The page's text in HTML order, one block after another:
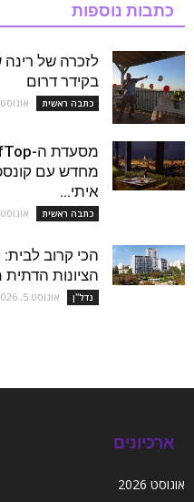
כתבות נוספות
לזכרה של
בקידר דרום
כתבה ראשית אוגוסט 5, 2026
מחדש עם
איתי...
כתבה ראשית אוגוסט 5, 2026
הכי קרוב
הציונות
נדל''ן אוגוסט 5, 2026
ארכיונים
אוגוסט 2026